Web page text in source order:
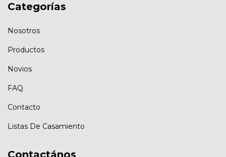
Categorías
Nosotros
Productos
Novios
FAQ
Contacto
Listas De Casamiento
Contactános